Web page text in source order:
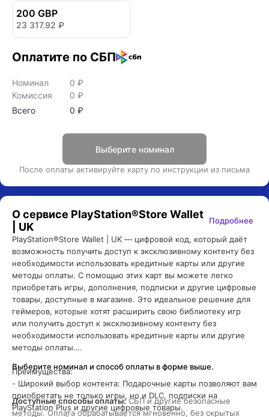
200 GBP
23 317.92 ₽
Оплатите по СБП
Номинал 0 ₽
Комиссия
0 ₽
Всего
0 ₽
Выберите номинал
После оплаты активируйте карту по инструкции из письма
О сервисе PlayStation®Store Wallet
| UK
Подробнее
PlayStation®Store Wallet | UK — цифровой код, который даёт
возможность получить доступ к эксклюзивному контенту без
необходимости использовать кредитные карты или другие
методы оплаты. С помощью этих карт вы можете легко
приобретать игры, дополнения, подписки и другие цифровые
товары, доступные в магазине. Это идеальное решение для
геймеров, которые хотят расширить свою библиотеку игр
или получить доступ к эксклюзивному контенту без
необходимости использовать кредитные карты или другие
методы оплаты.
Преимущества:
- Широкий выбор контента: Подарочные карты позволяют вам
приобретать не только игры, но и DLC, подписки на
PlayStation Plus и другие цифровые товары.
Выберите номинал и способ оплаты в форме выше.
Доступные способы оплаты: СБП и другие безопасные
методы. Оплата обрабатывается мгновенно, без скрытых